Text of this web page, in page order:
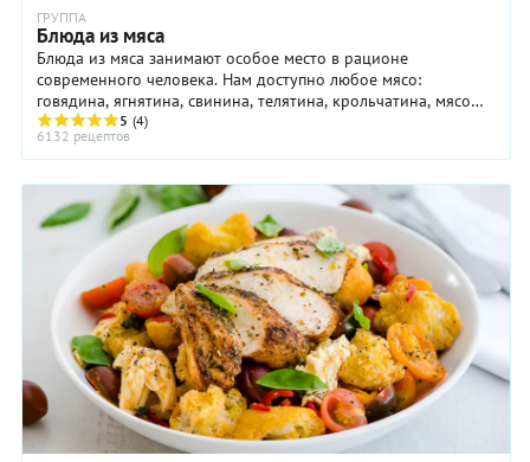
ГРУППА
Блюда из мяса
Блюда из мяса занимают особое место в рационе
современного человека. Нам доступно любое мясо:
говядина, ягнятина, свинина, телятина, крольчатина, мясо
домашней птицы. В состав мяса входят минеральные ...
5 (4)
6132 рецептов